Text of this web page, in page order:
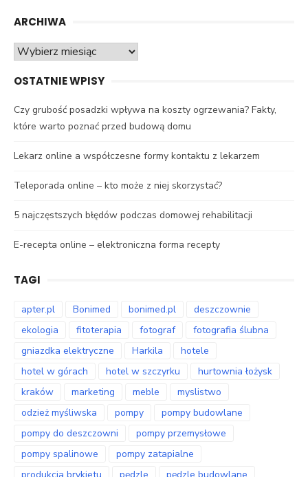
ARCHIWA
Archiwa
OSTATNIE WPISY
Czy grubość posadzki wpływa na koszty ogrzewania? Fakty,
które warto poznać przed budową domu
Lekarz online a współczesne formy kontaktu z lekarzem
Teleporada online – kto może z niej skorzystać?
5 najczęstszych błędów podczas domowej rehabilitacji
E-recepta online – elektroniczna forma recepty
TAGI
apter.pl Bonimed bonimed.pl
deszczownie
ekologia
fitoterapia fotograf
fotografia ślubna
gniazdka elektryczne
Harkila
hotele
hotel w górach
hotel w szczyrku
hurtownia łożysk
kraków
marketing meble
myslistwo
odzież myśliwska
pompy
pompy budowlane
pompy do deszczowni
pompy przemysłowe
pompy spalinowe
pompy zatapialne